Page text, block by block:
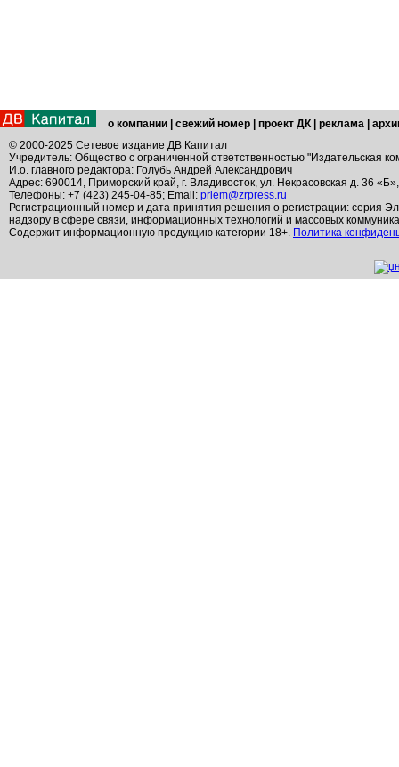
о компании свежий номер проект ДК реклама
© 2000-2025 Сетевое издание ДВ Капитал
Учредитель: Общество с ограниченной ответственностью "Издательская
И.о. главного редактора: Голубь Андрей Александрович
Адрес: 690014, Приморский край, г. Владивосток, ул. Некрасовская д. 36
Телефоны: +7 (423) 245-04-85; Email: priem@zrpress.ru
Регистрационный номер и дата принятия решения о регистрации: серия
надзору в сфере связи, информационных технологий и массовых
Содержит информационную продукцию категории 18+. Политика